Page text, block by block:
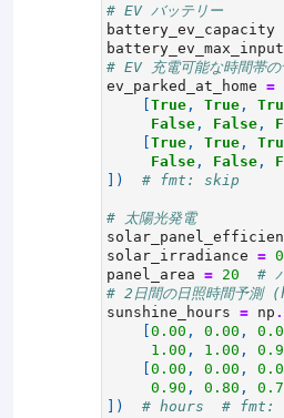
# EV バッテリー
battery_ev_capacity
battery_ev_max_input
# EV 充電可能な時間帯
ev_parked_at_home =
[True , True ,
False , False ,
[True , True ,
False , False ,
])
# fmt: skip
# 太陽光発電
solar_irradiance =
panel_area = 20
#
# 2日間の日照時間予測
sunshine_hours = np .
[0.00 , 0.00 ,
1.00 , 1.00 ,
[0.00 , 0.00 ,
0.90 , 0.80 ,
])
# hours  # fmt: